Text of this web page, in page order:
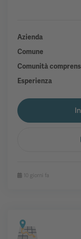
Azienda
Comune
Comunità
Esperienza
10 giorni fa